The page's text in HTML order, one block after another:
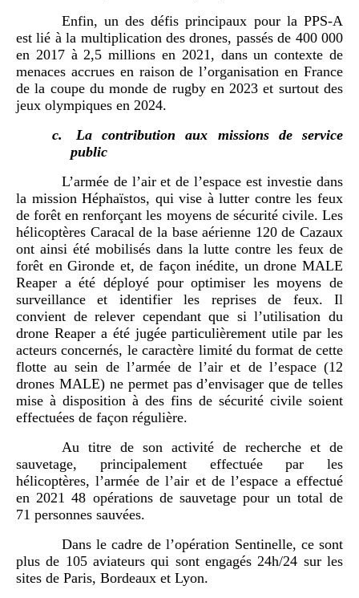
Enfin, un des défis principaux pour la PPS-A
est lié à la multiplication des drones, passés de 400 000
en 2017 à 2,5 millions en 2021, dans un contexte de
menaces accrues en raison de l’organisation en France
de la coupe du monde de rugby en 2023 et surtout des
jeux olympiques en 2024.
c.
La contribution aux missions de service
public
L’armée de l’air et de l’espace est investie dans
la mission Héphaïstos, qui vise à lutter contre les feux
de forêt en renforçant les moyens de sécurité civile. Les
hélicoptères Caracal de la base aérienne 120 de Cazaux
ont ainsi été mobilisés dans la lutte contre les feux de
forêt en Gironde et, de façon inédite, un drone MALE
Reaper a été déployé pour optimiser les moyens de
surveillance et identifier les reprises de feux. Il
convient de relever cependant que si l’utilisation du
drone Reaper a été jugée particulièrement utile par les
acteurs concernés, le caractère limité du format de cette
flotte au sein de l’armée de l’air et de l’espace (12
drones MALE) ne permet pas d’envisager que de telles
mise à disposition à des fins de sécurité civile soient
effectuées de façon régulière.
Au titre de son activité de recherche et de
sauvetage, principalement effectuée par les
hélicoptères, l’armée de l’air et de l’espace a effectué
en 2021 48 opérations de sauvetage pour un total de
71 personnes sauvées.
Dans le cadre de l’opération Sentinelle, ce sont
plus de 105 aviateurs qui sont engagés 24h/24 sur les
sites de Paris, Bordeaux et Lyon.